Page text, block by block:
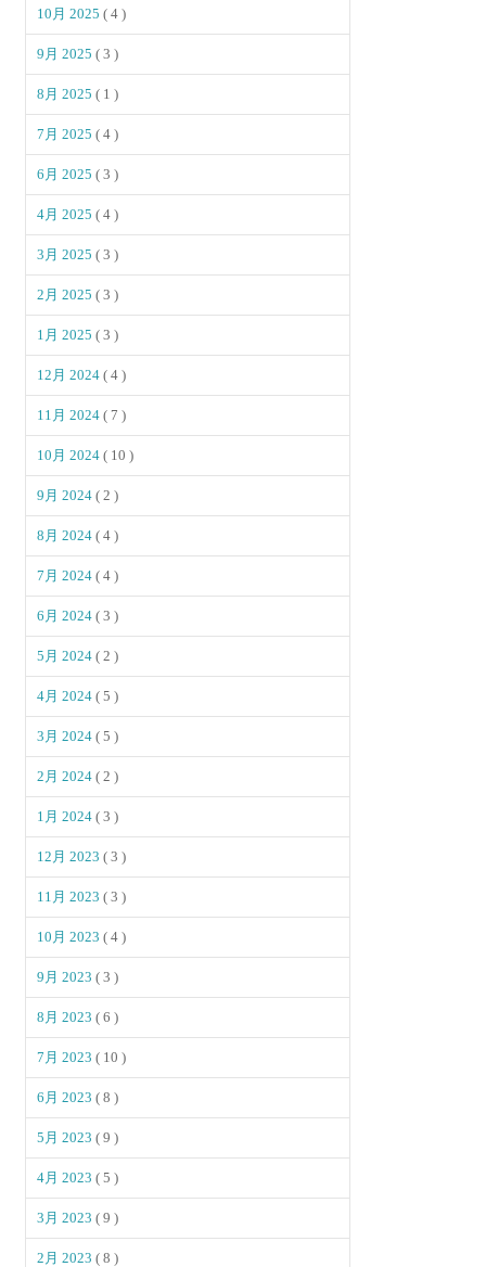
10月 2025( 4 )
9月 2025( 3 )
8月 2025( 1 )
7月 2025( 4 )
6月 2025( 3 )
4月 2025( 4 )
3月 2025( 3 )
2月 2025( 3 )
1月 2025( 3 )
12月 2024( 4 )
11月 2024( 7 )
10月 2024( 10 )
9月 2024( 2 )
8月 2024( 4 )
7月 2024( 4 )
6月 2024( 3 )
5月 2024( 2 )
4月 2024( 5 )
3月 2024( 5 )
2月 2024( 2 )
1月 2024( 3 )
12月 2023( 3 )
11月 2023( 3 )
10月 2023( 4 )
9月 2023( 3 )
8月 2023( 6 )
7月 2023( 10 )
6月 2023( 8 )
5月 2023( 9 )
4月 2023( 5 )
3月 2023( 9 )
2月 2023( 8 )